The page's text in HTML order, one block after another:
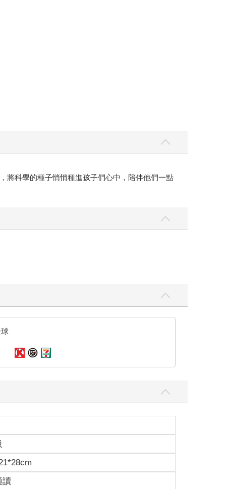
將科學的種子悄悄種進孩子們心中，陪伴他們一點
讀